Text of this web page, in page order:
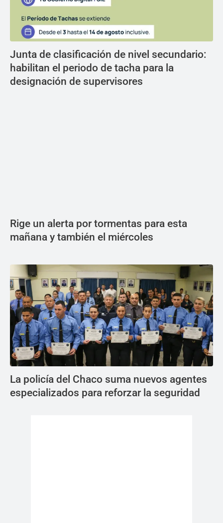
Junta de clasificación de nivel secundario:
habilitan el periodo de tacha para la
designación de supervisores
Rige un alerta por tormentas para esta
mañana y también el miércoles
La policía del Chaco suma nuevos agentes
especializados para reforzar la seguridad